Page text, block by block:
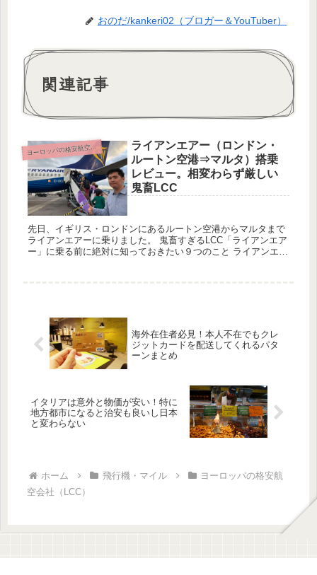
おのだ/kankeri02（ブロガー＆YouTuber）
関連記事
ヨーロッパの格安航空会社（LCC）
ライアンエアー（ロンドン・
ルートン空港⇒マルタ）搭乗
レビュー。相変わらず厳しい
鬼畜LCC
先日、イギリス・ロンドンにあるルートン空港からマルタまで
ライアンエアーに乗りました。 鬼畜すぎるLCC「ライアンエア
ー」に乗る前に絶対に知っておきたい９つのこと ライアンエア
海外在住者必見！本人不在でもクレ
ジットカードを配送してくれるパタ
ーンまとめ
イタリアは意外と物価が安い！特に
地方都市になると治安も良いし日本
と変わらない
ホーム 飛行機・マイル
ヨーロッパの格安航
空会社（LCC）